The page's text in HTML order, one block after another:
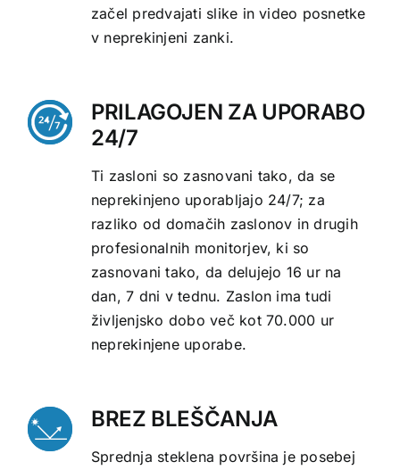
začel predvajati slike in video posnetke
v neprekinjeni zanki.
PRILAGOJEN ZA UPORABO
24/7
Ti zasloni so zasnovani tako, da se
neprekinjeno uporabljajo 24/7; za
razliko od domačih zaslonov in drugih
profesionalnih monitorjev, ki so
zasnovani tako, da delujejo 16 ur na
dan, 7 dni v tednu. Zaslon ima tudi
življenjsko dobo več kot 70.000 ur
neprekinjene uporabe.
BREZ BLEŠČANJA
Sprednja steklena površina je posebej